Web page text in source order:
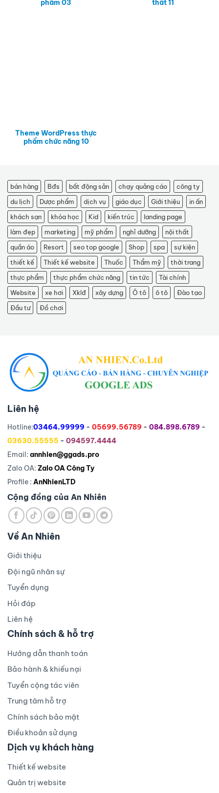
phẩm 03 thất 11
Theme WordPress thực
phẩm chức năng 10
bán hàng Bđs bất động sản chạy quảng cáo
công ty
du lịch
Dược phẩm dịch vụ giáo dục Giới thiệu
in ấn
khách sạn
khóa học Kid kiến trúc
landing page
làm đẹp
marketing mỹ phẩm nghỉ dưỡng
nội thất
quần áo
Resort seo top google Shop spa
sự kiện
thiết kế
Thiết kế website Thuốc Thẩm mỹ
thời trang
thực phẩm
thực phẩm chức năng tin tức
Tài chính
Website
xe hơi Xklđ xây dựng Ô tô ô tô
Đào tạo
Đầu tư
Đồ chơi
Liên hệ
Hotline:03464.99999 - 05699.56789 - 084.898.6789 -
03630.55555 - 094597.4444
Email: annhien@ggads.pro
Zalo OA: Zalo OA Công Ty
Profile : AnNhienLTD
Cộng đồng của An Nhiên
Về An Nhiên
Giới thiệu
Đội ngũ nhân sự
Tuyển dụng
Hỏi đáp
Liên hệ
Chính sách & hỗ trợ
Hướng dẫn thanh toán
Bảo hành & khiếu nại
Tuyển cộng tác viên
Trung tâm hỗ trợ
Chính sách bảo mật
Điều khoản sử dụng
Dịch vụ khách hàng
Thiết kế website
Quản trị website